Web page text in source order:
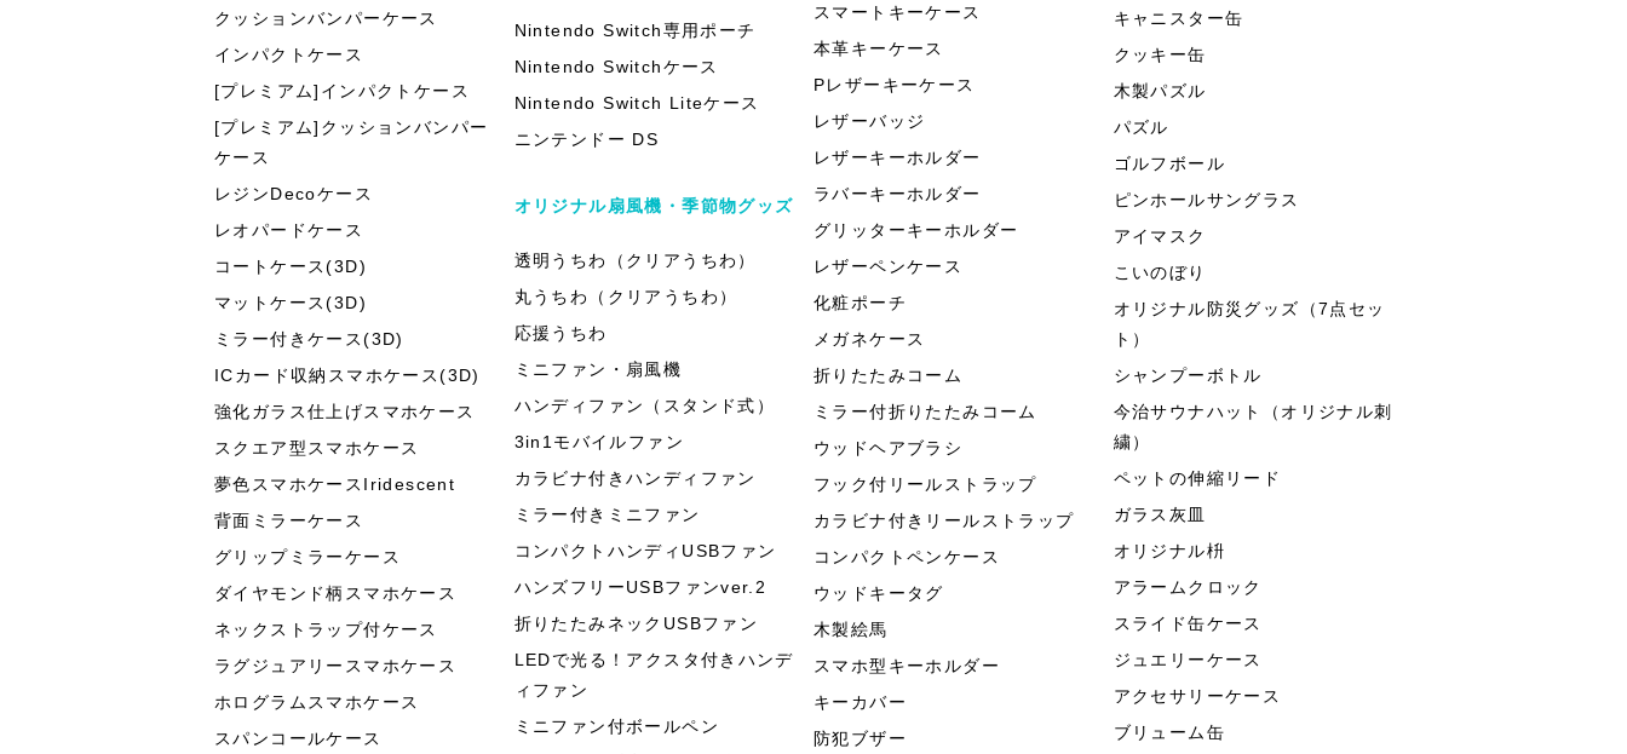
クッションバンパーケース
インパクトケース
[プレミアム]インパクトケース
[プレミアム]クッションバンパー
ケース
レジンDecoケース
レオパードケース
コートケース(3D)
マットケース(3D)
ミラー付きケース(3D)
ICカード収納スマホケース(3D)
強化ガラス仕上げスマホケース
スクエア型スマホケース
夢色スマホケースIridescent
背面ミラーケース
グリップミラーケース
ダイヤモンド柄スマホケース
ネックストラップ付ケース
ラグジュアリースマホケース
ホログラムスマホケース
スパンコールケース
Nintendo Switch専用ポーチ
Nintendo Switchケース
Nintendo Switch Liteケース
ニンテンドー DS
オリジナル扇風機・季節物グッズ
透明うちわ（クリアうちわ）
丸うちわ（クリアうちわ）
応援うちわ
ミニファン・扇風機
ハンディファン（スタンド式）
3in1モバイルファン
カラビナ付きハンディファン
ミラー付きミニファン
コンパクトハンディUSBファン
ハンズフリーUSBファンver.2
折りたたみネックUSBファン
LEDで光る！アクスタ付きハンデ
ィファン
ミニファン付ボールペン
スマートキーケース
本革キーケース
Pレザーキーケース
レザーバッジ
レザーキーホルダー
ラバーキーホルダー
グリッターキーホルダー
レザーペンケース
化粧ポーチ
メガネケース
折りたたみコーム
ミラー付折りたたみコーム
ウッドヘアブラシ
フック付リールストラップ
カラビナ付きリールストラップ
コンパクトペンケース
ウッドキータグ
木製絵馬
スマホ型キーホルダー
キーカバー
防犯ブザー
キャニスター缶
クッキー缶
木製パズル
パズル
ゴルフボール
ピンホールサングラス
アイマスク
こいのぼり
オリジナル防災グッズ（7点セッ
ト）
シャンプーボトル
今治サウナハット（オリジナル刺
繍）
ペットの伸縮リード
ガラス灰皿
オリジナル枡
アラームクロック
スライド缶ケース
ジュエリーケース
アクセサリーケース
ブリューム缶